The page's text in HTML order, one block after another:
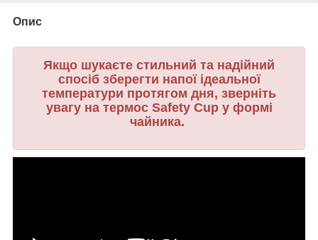
Опис
Якщо шукаєте стильний та надійний
спосіб зберегти напої ідеальної
температури протягом дня, зверніть
увагу на термос Safety Cup у формі
чайника.